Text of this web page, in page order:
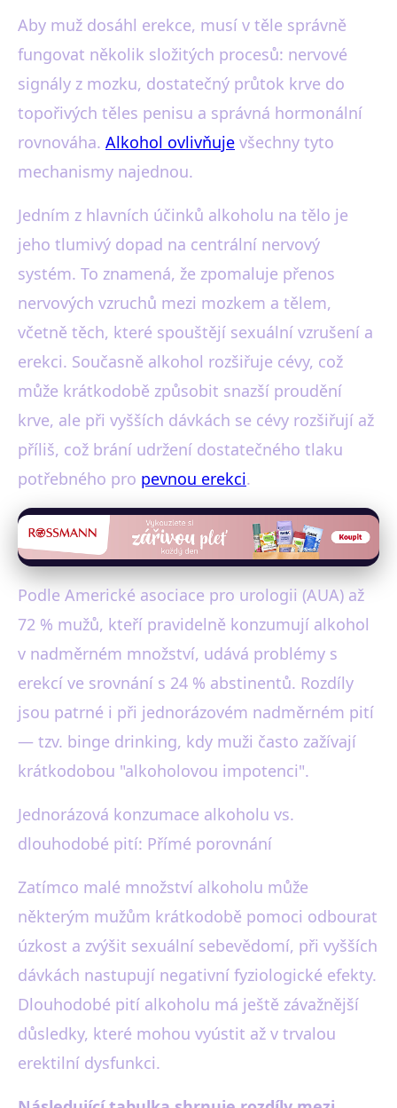
Aby muž dosáhl erekce, musí v těle správně
fungovat několik složitých procesů: nervové
signály z mozku, dostatečný průtok krve do
topořivých těles penisu a správná hormonální
rovnováha. Alkohol ovlivňuje všechny tyto
mechanismy najednou.
Jedním z hlavních účinků alkoholu na tělo je
jeho tlumivý dopad na centrální nervový
systém. To znamená, že zpomaluje přenos
nervových vzruchů mezi mozkem a tělem,
včetně těch, které spouštějí sexuální vzrušení a
erekci. Současně alkohol rozšiřuje cévy, což
může krátkodobě způsobit snazší proudění
krve, ale při vyšších dávkách se cévy rozšiřují až
příliš, což brání udržení dostatečného tlaku
potřebného pro pevnou erekci.
Podle Americké asociace pro urologii (AUA) až
72 % mužů, kteří pravidelně konzumují alkohol
v nadměrném množství, udává problémy s
erekcí ve srovnání s 24 % abstinentů. Rozdíly
jsou patrné i při jednorázovém nadměrném pití
— tzv. binge drinking, kdy muži často zažívají
krátkodobou "alkoholovou impotenci".
Jednorázová konzumace alkoholu vs.
dlouhodobé pití: Přímé porovnání
Zatímco malé množství alkoholu může
některým mužům krátkodobě pomoci odbourat
úzkost a zvýšit sexuální sebevědomí, při vyšších
dávkách nastupují negativní fyziologické efekty.
Dlouhodobé pití alkoholu má ještě závažnější
důsledky, které mohou vyústit až v trvalou
erektilní dysfunkci.